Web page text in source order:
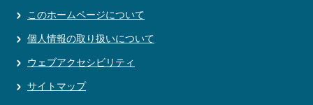
このホームページについて
個人情報の取り扱いについて
ウェブアクセシビリティ
サイトマップ